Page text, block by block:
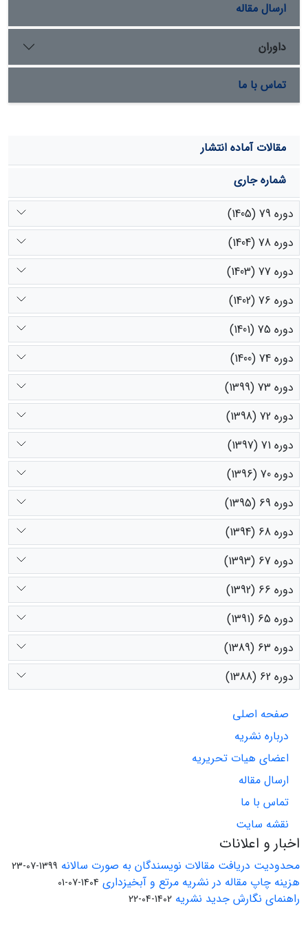
بر متر بیشترین مقدار اندام خشک هوایی را تولید کرده است.
ارسال مقاله
داوران
تماس با ما
مقالات آماده انتشار
شماره جاری
دوره 79 (1405)
دوره 78 (1404)
دوره 77 (1403)
دوره 76 (1402)
دوره 75 (1401)
دوره 74 (1400)
دوره 73 (1399)
دوره 72 (1398)
دوره 71 (1397)
دوره 70 (1396)
دوره 69 (1395)
دوره 68 (1394)
دوره 67 (1393)
دوره 66 (1392)
دوره 65 (1391)
دوره 63 (1389)
دوره 62 (1388)
صفحه اصلی
درباره نشریه
اعضای هیات تحریریه
ارسال مقاله
تماس با ما
نقشه سایت
اخبار و اعلانات
محدودیت دریافت مقالات نویسندگان به صورت سالانه 1399-07-23
هزینه چاپ مقاله در نشریه مرتع و آبخیزداری 1404-07-01
راهنمای نگارش جدید نشریه 1402-04-22